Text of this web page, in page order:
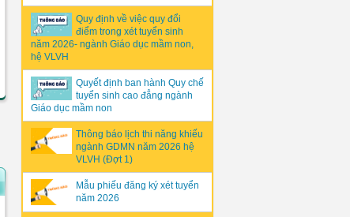
Quy định về việc quy đổi
điểm trong xét tuyển sinh
năm 2026- ngành Giáo dục mầm non,
hệ VLVH
Quyết định ban hành Quy chế
tuyển sinh cao đẳng ngành
Giáo dục mầm non
Thông báo lịch thi năng khiếu
ngành GDMN năm 2026 hệ
VLVH (Đợt 1)
Mẫu phiếu đăng ký xét tuyển
năm 2026